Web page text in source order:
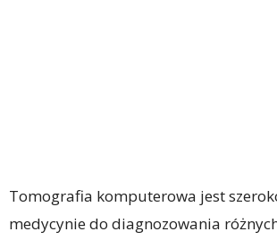
Tomografia komputerowa jest
medycynie do diagnozowania